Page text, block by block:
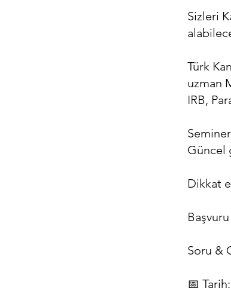
Sizleri
Türk
uzman
IRB,
Güncel
Dikkat
Soru &
📅